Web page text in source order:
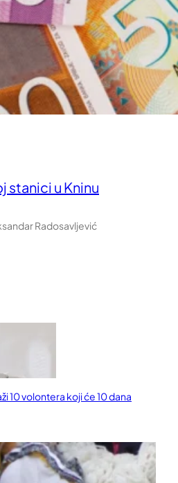
stanici u Kninu
Radosavljević
10 volontera koji će 10 dana